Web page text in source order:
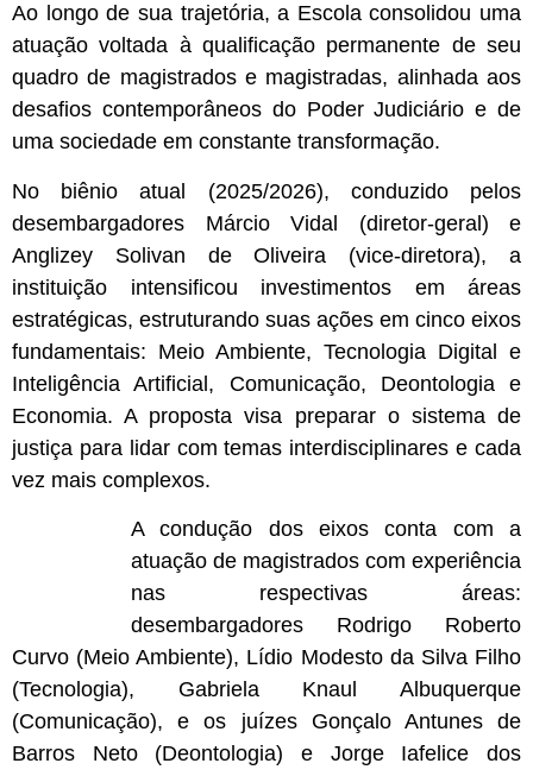
Ao longo de sua trajetória, a Escola consolidou uma
atuação voltada à qualificação permanente de seu
quadro de magistrados e magistradas, alinhada aos
desafios contemporâneos do Poder Judiciário e de
uma sociedade em constante transformação.
No biênio atual (2025/2026), conduzido pelos
desembargadores Márcio Vidal (diretor-geral) e
Anglizey Solivan de Oliveira (vice-diretora), a
instituição intensificou investimentos em áreas
estratégicas, estruturando suas ações em cinco eixos
fundamentais: Meio Ambiente, Tecnologia Digital e
Inteligência Artificial, Comunicação, Deontologia e
Economia. A proposta visa preparar o sistema de
justiça para lidar com temas interdisciplinares e cada
vez mais complexos.
A condução dos eixos conta com a
atuação de magistrados com experiência
nas respectivas áreas:
desembargadores Rodrigo Roberto
Curvo (Meio Ambiente), Lídio Modesto da Silva Filho
(Tecnologia), Gabriela Knaul Albuquerque
(Comunicação), e os juízes Gonçalo Antunes de
Barros Neto (Deontologia) e Jorge Iafelice dos